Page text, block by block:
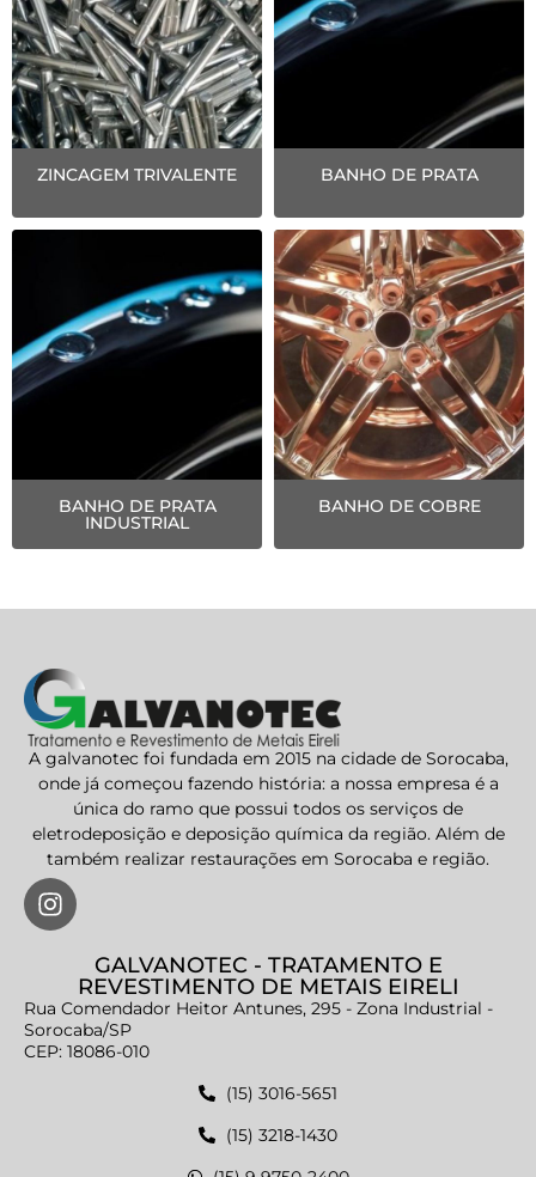
ZINCAGEM TRIVALENTE BANHO DE PRATA
BANHO DE PRATA
INDUSTRIAL
BANHO DE COBRE
A galvanotec foi fundada em 2015 na cidade de Sorocaba,
onde já começou fazendo história: a nossa empresa é a
única do ramo que possui todos os serviços de
eletrodeposição e deposição química da região. Além de
também realizar restaurações em Sorocaba e região.
GALVANOTEC - TRATAMENTO E
REVESTIMENTO DE METAIS EIRELI
Rua Comendador Heitor Antunes, 295 - Zona Industrial -
Sorocaba/SP
CEP: 18086-010
(15) 3016-5651
(15) 3218-1430